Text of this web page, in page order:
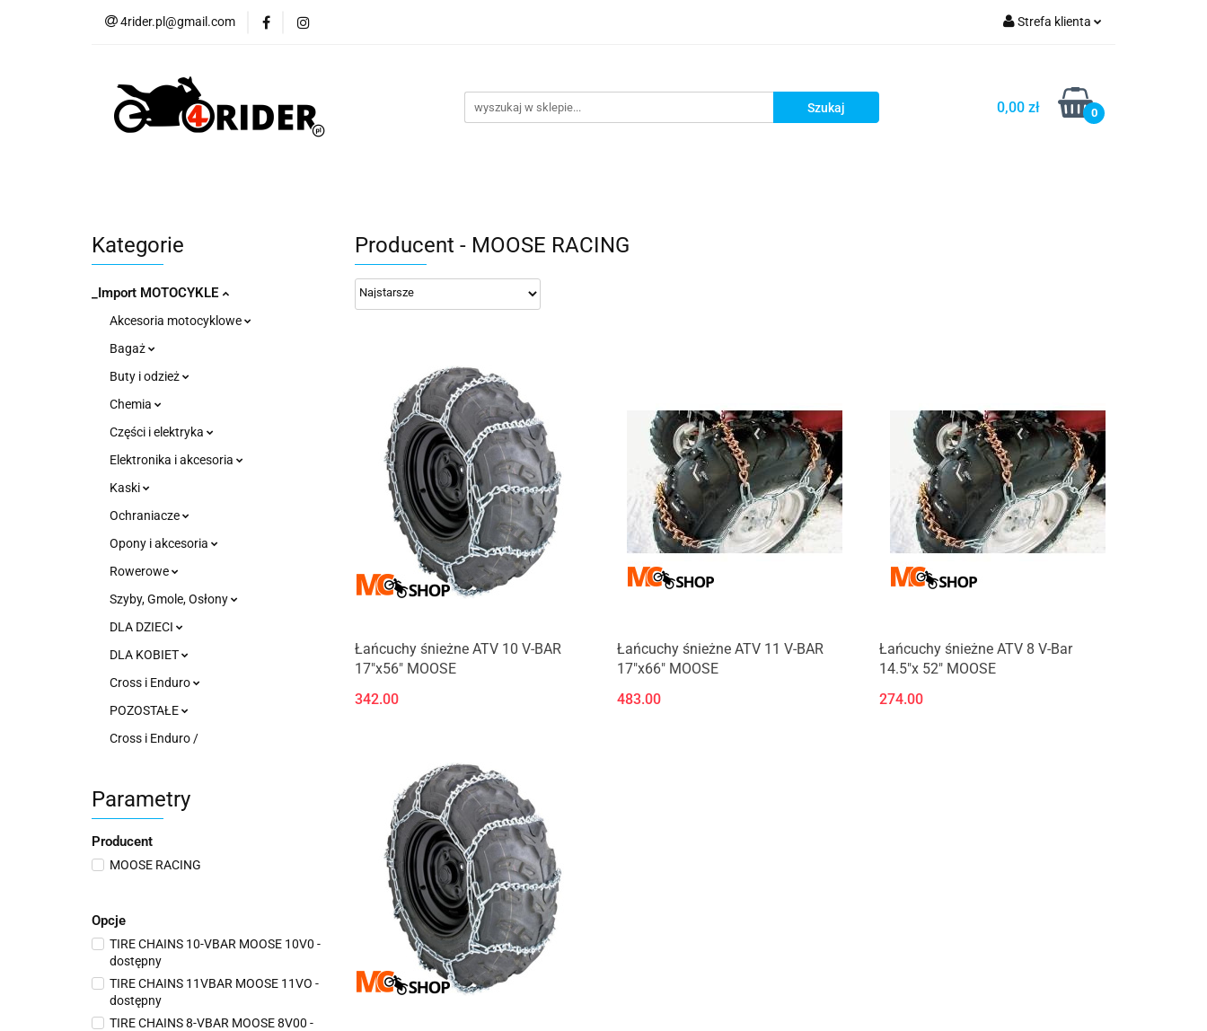
4rider.pl@gmail.com Strefa klienta
Zarejestruj się
Dodaj zgłoszenie
0,00 zł 0
Akcesoria motocyklowe
Dla dzieci Dla kobiet Cross i enduro Rowerowe
Kategorie
_Import MOTOCYKLE
Akcesoria motocyklowe
Bagaż
Buty i odzież
Chemia
Części i elektryka
Elektronika i akcesoria
Kaski
Ochraniacze
Opony i akcesoria
Rowerowe
Szyby, Gmole, Osłony
DLA DZIECI
DLA KOBIET
Cross i Enduro
POZOSTAŁE
Cross i Enduro /
Parametry
Producent
MOOSE RACING
Opcje
TIRE CHAINS 10-VBAR MOOSE 10V0 -
dostępny
TIRE CHAINS 11VBAR MOOSE 11VO -
dostępny
TIRE CHAINS 8-VBAR MOOSE 8V00 -
Producent - MOOSE RACING
Łańcuchy śnieżne ATV 10 V-BAR
17"x56" MOOSE
342.00
Łańcuchy śnieżne ATV 11 V-BAR
17"x66" MOOSE
483.00
Łańcuchy śnieżne ATV 8 V-Bar
14.5"x 52" MOOSE
274.00